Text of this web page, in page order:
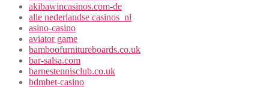
akibawincasinos.com-de
alle nederlandse casinos_nl
asino-casino
aviator game
bamboofurnitureboards.co.uk
bar-salsa.com
barnestennisclub.co.uk
bdmbet-casino